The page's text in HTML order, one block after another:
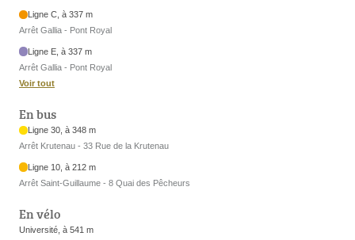
Ligne C, à 337 m
Arrêt Gallia - Pont Royal
Ligne E, à 337 m
Arrêt Gallia - Pont Royal
Voir tout
En bus
Ligne 30, à 348 m
Arrêt Krutenau - 33 Rue de la Krutenau
Ligne 10, à 212 m
Arrêt Saint-Guillaume - 8 Quai des Pêcheurs
En vélo
Université, à 541 m